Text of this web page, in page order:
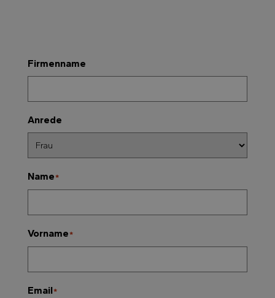
Firmenname
Anrede
Name*
Vorname*
Email*